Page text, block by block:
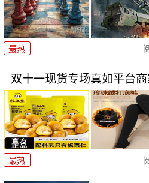
最热
双十一现货专场真如平台商
最热